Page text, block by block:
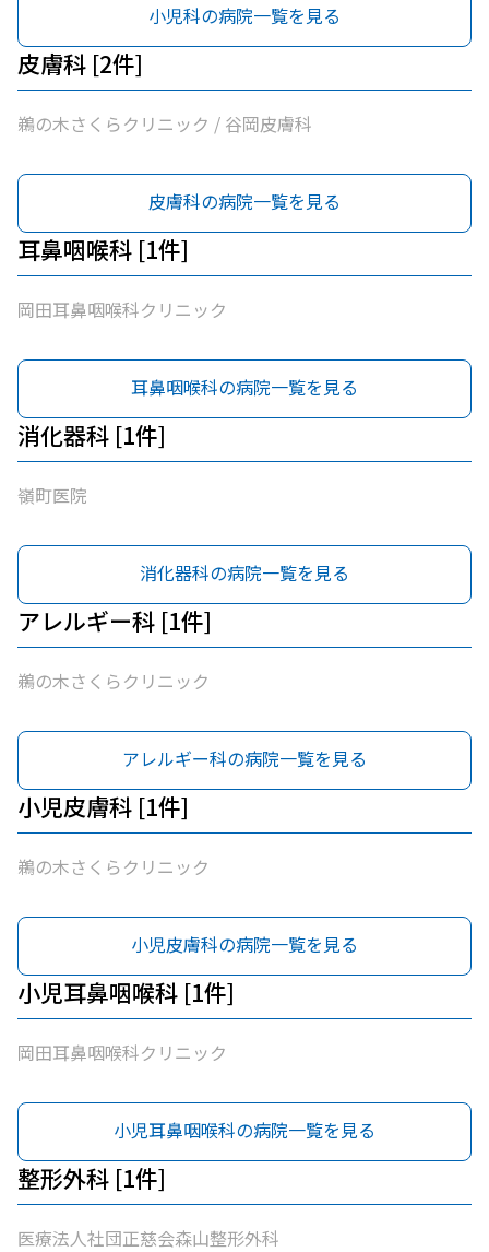
小児科の病院一覧を見る
皮膚科 [2件]
鵜の木さくらクリニック / 谷岡皮膚科
皮膚科の病院一覧を見る
耳鼻咽喉科 [1件]
岡田耳鼻咽喉科クリニック
耳鼻咽喉科の病院一覧を見る
消化器科 [1件]
嶺町医院
消化器科の病院一覧を見る
アレルギー科 [1件]
鵜の木さくらクリニック
アレルギー科の病院一覧を見る
小児皮膚科 [1件]
鵜の木さくらクリニック
小児皮膚科の病院一覧を見る
小児耳鼻咽喉科 [1件]
岡田耳鼻咽喉科クリニック
小児耳鼻咽喉科の病院一覧を見る
整形外科 [1件]
医療法人社団正慈会森山整形外科